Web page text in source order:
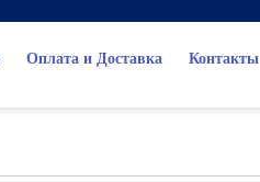
Оплата и Доставка Контакты